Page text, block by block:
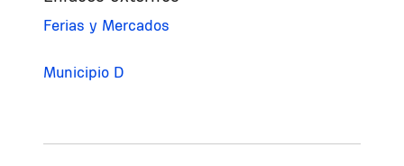
Ferias y Mercados
Municipio D